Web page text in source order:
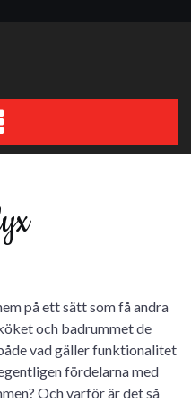
på ett sätt som få andra
och badrummet de
vad gäller funktionalitet
fördelarna med
Och varför är det så